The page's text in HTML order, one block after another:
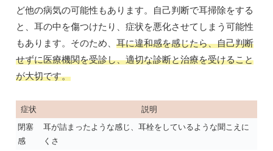
ど他の病気の可能性もあります。自己判断で耳掃除をする
と、耳の中を傷つけたり、症状を悪化させてしまう可能性
もあります。そのため、 耳に違和感を感じたら、自己判断
せずに医療機関を受診し、適切な診断と治療を受けること
が大切です。
症状
説明
閉塞
感
耳が詰まったような感じ、耳栓をしているような聞こえに
くさ